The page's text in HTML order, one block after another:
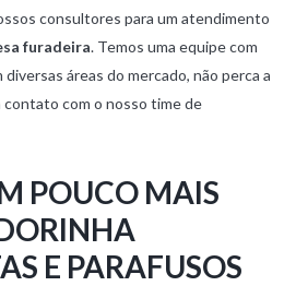
consultores para um atendimento
furadeira. Temos uma equipe com
áreas do mercado, não perca a
com o nosso time de
POUCO MAIS
E PARAFUSOS